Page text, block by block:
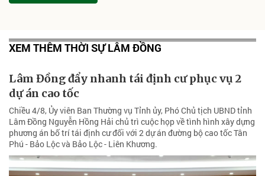
XEM THÊM THỜI SỰ LÂM ĐỒNG
Lâm Đồng đẩy nhanh tái định cư phục vụ 2
dự án cao tốc
Chiều 4/8, Ủy viên Ban Thường vụ Tỉnh ủy, Phó Chủ tịch UBND tỉnh
Lâm Đồng Nguyễn Hồng Hải chủ trì cuộc họp về tình hình xây dựng
phương án bố trí tái định cư đối với 2 dự án đường bộ cao tốc Tân
Phú - Bảo Lộc và Bảo Lộc - Liên Khương.